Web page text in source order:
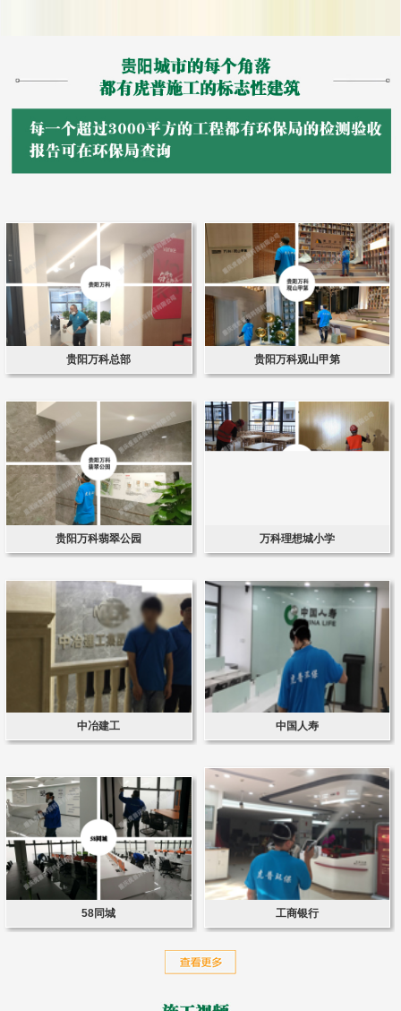
贵阳万科总部 贵阳万科观山甲第
贵阳万科翡翠公园 万科理想城小学
中冶建工 中国人寿
58同城 工商银行